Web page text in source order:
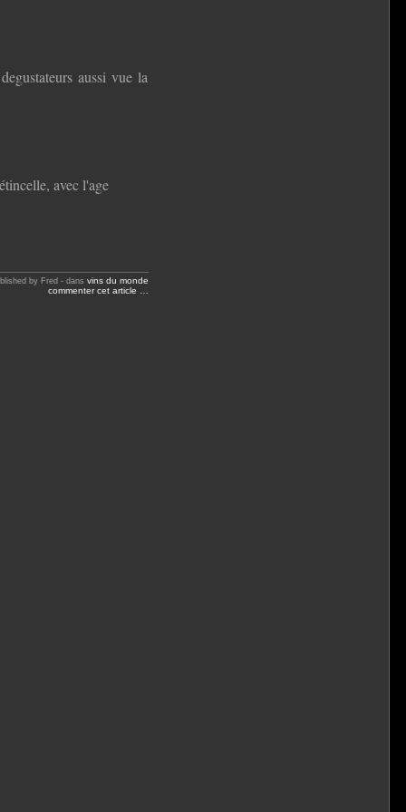
aussi vue la
avec l'age
by Fred -dans vins du monde
commenter cet article